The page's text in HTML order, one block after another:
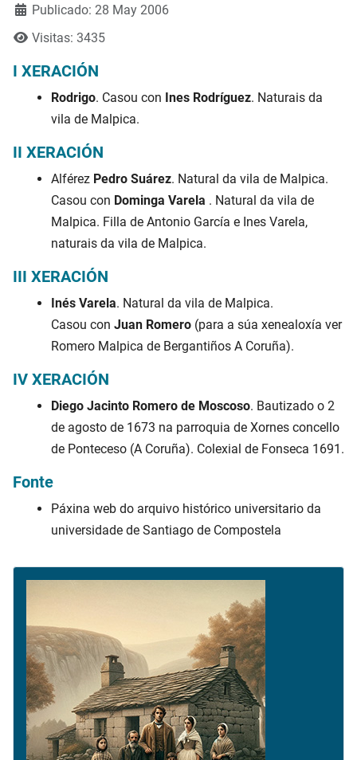
Publicado: 28 May 2006
Visitas: 3435
I XERACIÓN
Rodrigo. Casou con Ines Rodríguez. Naturais da
vila de Malpica.
II XERACIÓN
Alférez Pedro Suárez. Natural da vila de Malpica.
Casou con Dominga Varela . Natural da vila de
Malpica. Filla de Antonio García e Ines Varela,
naturais da vila de Malpica.
III XERACIÓN
Inés Varela. Natural da vila de Malpica.
Casou con Juan Romero (para a súa xenealoxía ver
Romero Malpica de Bergantiños A Coruña).
IV XERACIÓN
Diego Jacinto Romero de Moscoso. Bautizado o 2
de agosto de 1673 na parroquia de Xornes concello
de Ponteceso (A Coruña). Colexial de Fonseca 1691.
Fonte
Páxina web do arquivo histórico universitario da
universidade de Santiago de Compostela